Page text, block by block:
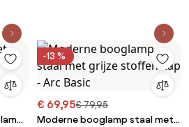
-13 %
€ 69,95€ 79,95
Moderne booglamp staal met